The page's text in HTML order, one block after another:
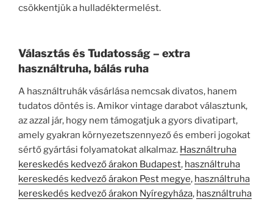
csökkentjük a hulladéktermelést.
Választás és Tudatosság – extra
használtruha, bálás ruha
A használtruhák vásárlása nemcsak divatos, hanem
tudatos döntés is. Amikor vintage darabot választunk,
az azzal jár, hogy nem támogatjuk a gyors divatipart,
amely gyakran környezetszennyező és emberi jogokat
sértő gyártási folyamatokat alkalmaz. Használtruha
kereskedés kedvező árakon Budapest, használtruha
kereskedés kedvező árakon Pest megye, használtruha
kereskedés kedvező árakon Nyíregyháza, használtruha